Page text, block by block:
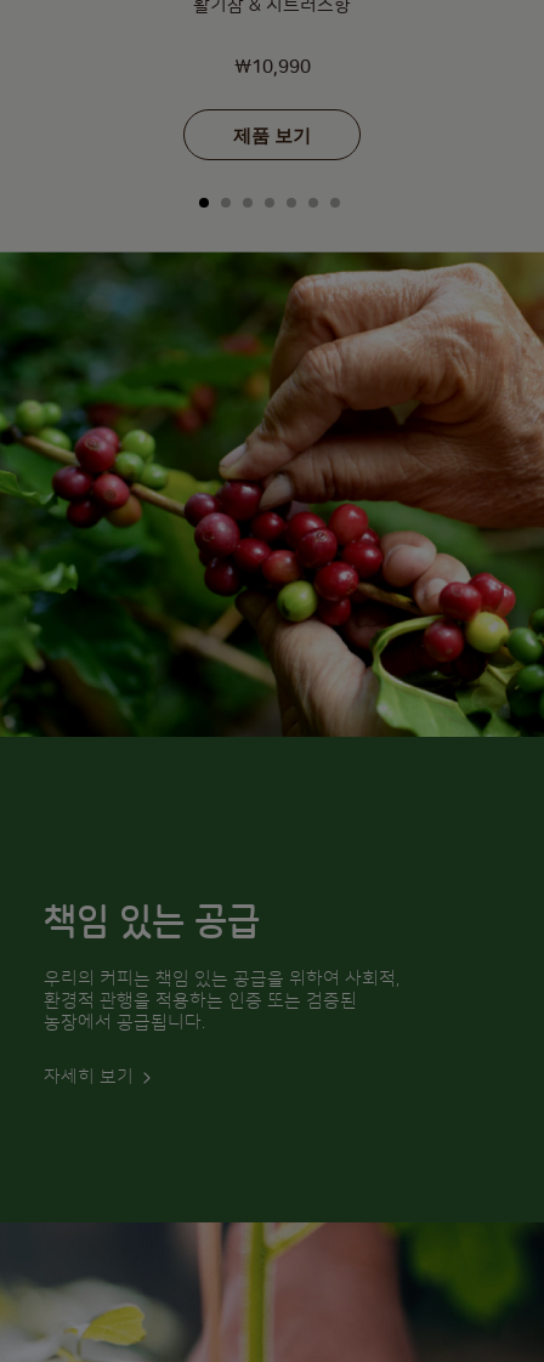
활기참 & 시트러스향
₩10,990
제품 보기
책임 있는 공급
우리의 커피는 책임 있는 공급을 위하여 사회적,
환경적 관행을 적용하는 인증 또는 검증된
농장에서 공급됩니다.
자세히 보기